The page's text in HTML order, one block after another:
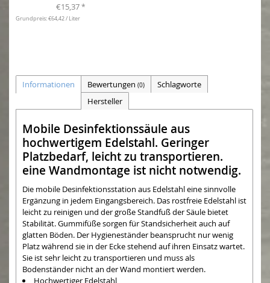
€15,37 *
Grundpreis: €64,42 / Liter
Informationen Bewertungen (0)
Schlagworte
Hersteller
Mobile Desinfektionssäule aus
hochwertigem Edelstahl. Geringer
Platzbedarf, leicht zu transportieren.
eine Wandmontage ist nicht notwendig.
Die mobile Desinfektionsstation aus Edelstahl eine sinnvolle
Ergänzung in jedem Eingangsbereich. Das rostfreie Edelstahl ist
leicht zu reinigen und der große Standfuß der Säule bietet
Stabilität. Gummifüße sorgen für Standsicherheit auch auf
glatten Böden. Der Hygieneständer beansprucht nur wenig
Platz während sie in der Ecke stehend auf ihren Einsatz wartet.
Sie ist sehr leicht zu transportieren und muss als
Bodenständer nicht an der Wand montiert werden.
Hochwertiger Edelstahl